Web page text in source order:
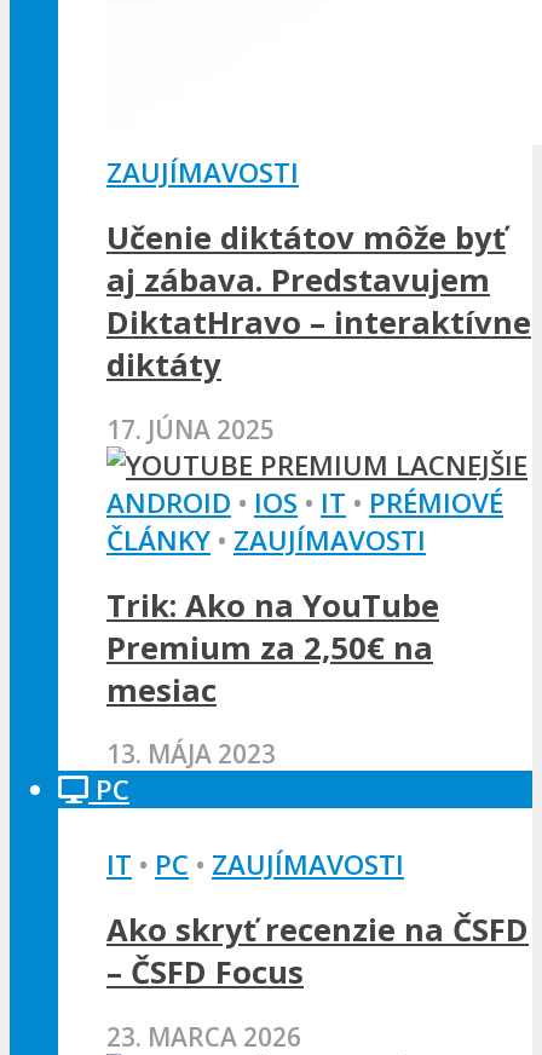
ZAUJÍMAVOSTI
Učenie diktátov môže byť
aj zábava. Predstavujem
DiktatHravo – interaktívne
diktáty
17. JÚNA 2025
ANDROID • IOS • IT • PRÉMIOVÉ
ČLÁNKY • ZAUJÍMAVOSTI
Trik: Ako na YouTube
Premium za 2,50€ na
mesiac
13. MÁJA 2023
PC
IT • PC • ZAUJÍMAVOSTI
Ako skryť recenzie na ČSFD
– ČSFD Focus
23. MARCA 2026